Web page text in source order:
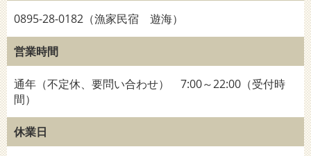
0895-28-0182（漁家民宿 遊海）
営業時間
通年（不定休、要問い合わせ） 7:00～22:00（受付時
間）
休業日